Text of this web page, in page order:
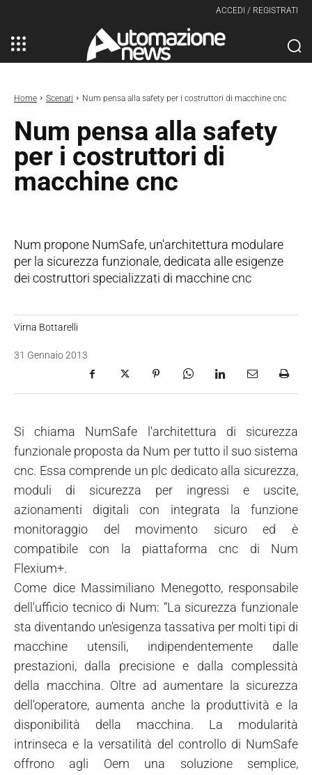
ACCEDI / REGISTRATI
Home Scenari Num pensa alla safety per i costruttori di macchine cnc
Num pensa alla safety
per i costruttori di
macchine cnc
Num propone NumSafe, un'architettura modulare
per la sicurezza funzionale, dedicata alle esigenze
dei costruttori specializzati di macchine cnc
Virna Bottarelli
31 Gennaio 2013
Si chiama NumSafe l'architettura di sicurezza
funzionale proposta da Num per tutto il suo sistema
cnc. Essa comprende un plc dedicato alla sicurezza,
moduli di sicurezza per ingressi e uscite,
azionamenti digitali con integrata la funzione
monitoraggio del movimento sicuro ed è
compatibile con la piattaforma cnc di Num
Flexium+.
Come dice Massimiliano Menegotto, responsabile
dell'ufficio tecnico di Num: “La sicurezza funzionale
sta diventando un'esigenza tassativa per molti tipi di
macchine utensili, indipendentemente dalle
prestazioni, dalla precisione e dalla complessità
della macchina. Oltre ad aumentare la sicurezza
dell'operatore, aumenta anche la produttività e la
disponibilità della macchina. La modularità
intrinseca e la versatilità del controllo di NumSafe
offrono agli Oem una soluzione semplice,